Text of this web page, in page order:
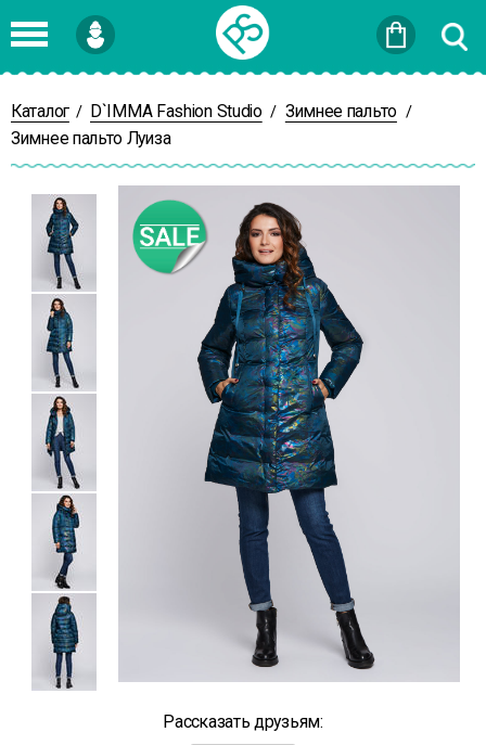
Войти
Каталог / D`IMMA Fashion Studio / Зимнее пальто /
Зимнее пальто Луиза
Рассказать друзьям: